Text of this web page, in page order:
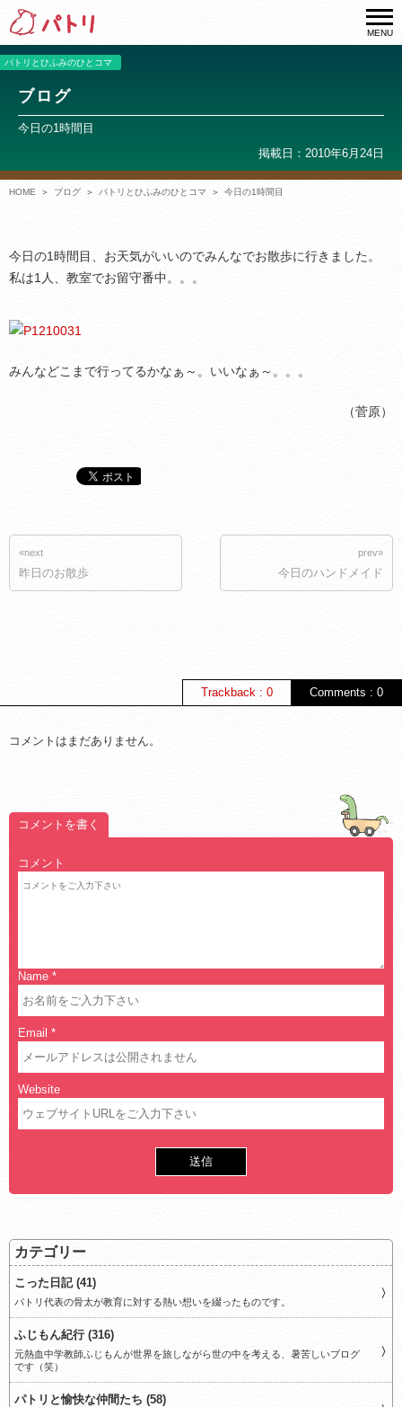
MENU
パトリとひふみのひとコマ
ブログ
今日の1時間目
掲載日：2010年6月24日
HOME ブログ パトリとひふみのひとコマ 今日の1時間目
今日の1時間目、お天気がいいのでみんなでお散歩に行きました。
私は1人、教室でお留守番中。。。
みんなどこまで行ってるかなぁ～。いいなぁ～。。。
（菅原）
«next
昨日のお散歩
prev»
今日のハンドメイド
Comments : 0
Trackback : 0
コメントはまだありません。
コメントを書く
コメント
Name *
Email *
Website
カテゴリー
こった日記 (41)
パトリ代表の骨太が教育に対する熱い想いを綴ったものです。
ふじもん紀行 (316)
元熱血中学教師ふじもんが世界を旅しながら世の中を考える、暑苦しいブログ
です（笑）
パトリと愉快な仲間たち (58)